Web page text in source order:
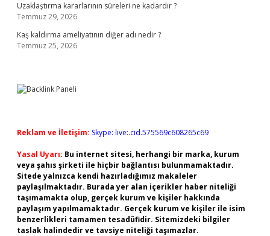
Uzaklaştırma kararlarının süreleri ne kadardır ?
Temmuz 29, 2026
Kaş kaldırma ameliyatının diğer adı nedir ?
Temmuz 25, 2026
Reklam ve İletişim: Skype: live:.cid.575569c608265c69
Yasal Uyarı: Bu internet sitesi, herhangi bir marka, kurum
veya şahıs şirketi ile hiçbir bağlantısı bulunmamaktadır.
Sitede yalnızca kendi hazırladığımız makaleler
paylaşılmaktadır. Burada yer alan içerikler haber niteliği
taşımamakta olup, gerçek kurum ve kişiler hakkında
paylaşım yapılmamaktadır. Gerçek kurum ve kişiler ile isim
benzerlikleri tamamen tesadüfidir. Sitemizdeki bilgiler
taslak halindedir ve tavsiye niteliği taşımazlar.